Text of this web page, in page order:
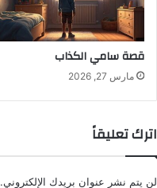
قصة سامي الكذاب
مارس 27, 2026
اترك تعليقاً
لن يتم نشر عنوان بريدك الإلكتروني.